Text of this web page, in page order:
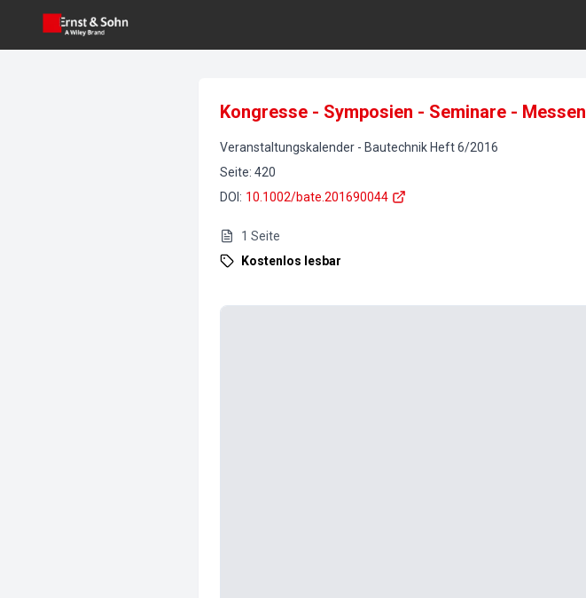
Kongresse - Symposien - Seminare - Messen
Veranstaltungskalender - Bautechnik Heft6/2016
Seite: 420
DOI : 10.1002/bate.201690044
1 Seite
Kostenlos lesbar